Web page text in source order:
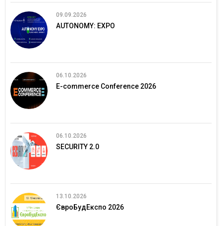
09.09.2026
AUTONOMY: EXPO
06.10.2026
E-commerce Conference 2026
06.10.2026
SECURITY 2.0
13.10.2026
ЄвроБудЕкспо 2026